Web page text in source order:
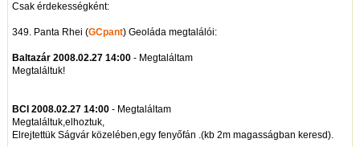
Csak érdekességként:
349. Panta Rhei (GCpant) Geoláda megtalálói:
Baltazár 2008.02.27 14:00- Megtaláltam
Megtaláltuk!
BCI 2008.02.27 14:00- Megtaláltam
Megtaláltuk,elhoztuk,
Elrejtettük Ságvár közelében,egy fenyőfán .(kb 2m magasságban keresd).